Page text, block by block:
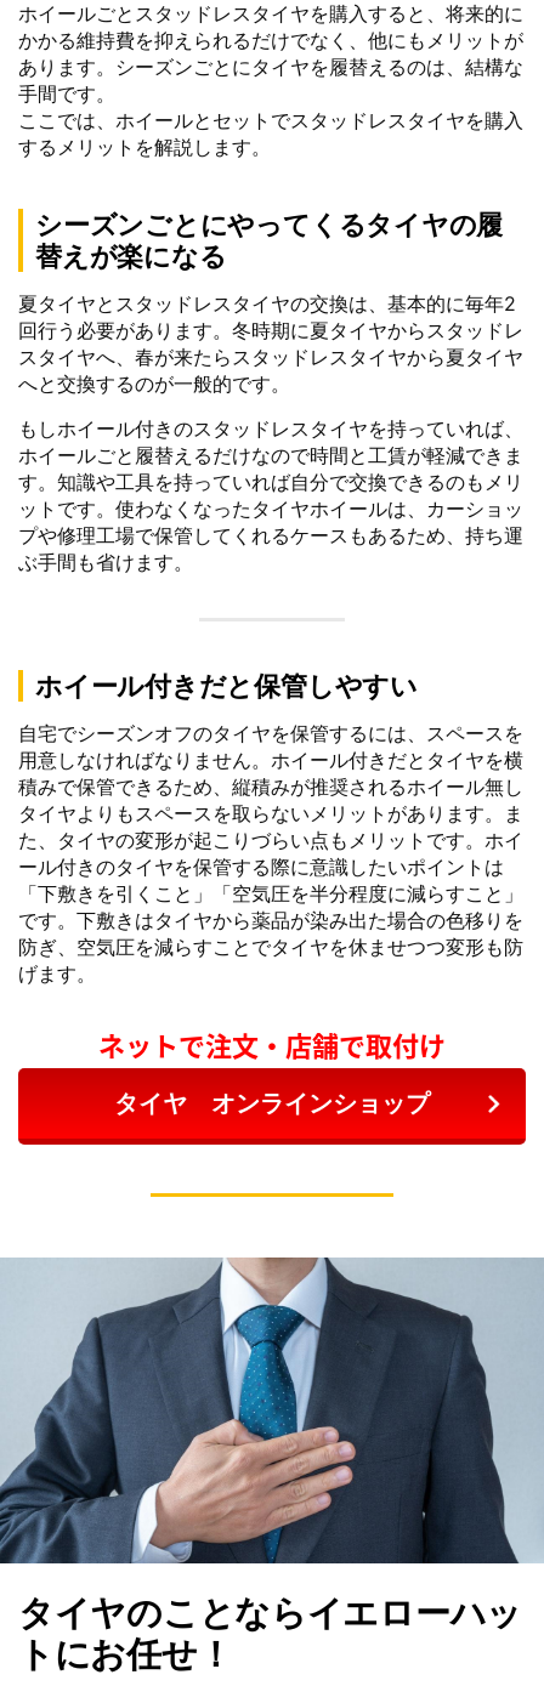
ホイールごとスタッドレスタイヤを購入すると、将来的に
かかる維持費を抑えられるだけでなく、他にもメリットが
あります。シーズンごとにタイヤを履替えるのは、結構な
手間です。
ここでは、ホイールとセットでスタッドレスタイヤを購入
するメリットを解説します。
シーズンごとにやってくるタイヤの履
替えが楽になる
夏タイヤとスタッドレスタイヤの交換は、基本的に毎年2
回行う必要があります。冬時期に夏タイヤからスタッドレ
スタイヤへ、春が来たらスタッドレスタイヤから夏タイヤ
へと交換するのが一般的です。
もしホイール付きのスタッドレスタイヤを持っていれば、
ホイールごと履替えるだけなので時間と工賃が軽減できま
す。知識や工具を持っていれば自分で交換できるのもメリ
ットです。使わなくなったタイヤホイールは、カーショッ
プや修理工場で保管してくれるケースもあるため、持ち運
ぶ手間も省けます。
ホイール付きだと保管しやすい
自宅でシーズンオフのタイヤを保管するには、スペースを
用意しなければなりません。ホイール付きだとタイヤを横
積みで保管できるため、縦積みが推奨されるホイール無し
タイヤよりもスペースを取らないメリットがあります。ま
た、タイヤの変形が起こりづらい点もメリットです。ホイ
ール付きのタイヤを保管する際に意識したいポイントは
「下敷きを引くこと」「空気圧を半分程度に減らすこと」
です。下敷きはタイヤから薬品が染み出た場合の色移りを
防ぎ、空気圧を減らすことでタイヤを休ませつつ変形も防
げます。
ネットで注文・店舗で取付け
タイヤ オンラインショップ
タイヤのことならイエローハッ
トにお任せ！